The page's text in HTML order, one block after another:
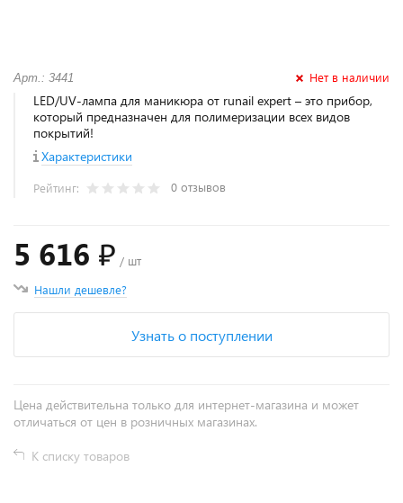
Арт.: 3441 Нет в наличии
LED/UV-лампа для маникюра от runail expert – это прибор,
который предназначен для полимеризации всех видов
покрытий!
Характеристики
Рейтинг: 0 отзывов
5 616 ₽ / шт
Нашли дешевле?
Узнать о поступлении
Цена действительна только для интернет-магазина и может
отличаться от цен в розничных магазинах.
К списку товаров